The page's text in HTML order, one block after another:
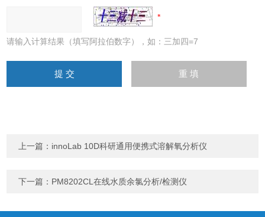
请输入计算结果（填写阿拉伯数字），如：三加四=7
上一篇： innoLab 10D科研通用便携式溶解氧分析仪
下一篇： PM8202CL在线水质余氯分析/检测仪